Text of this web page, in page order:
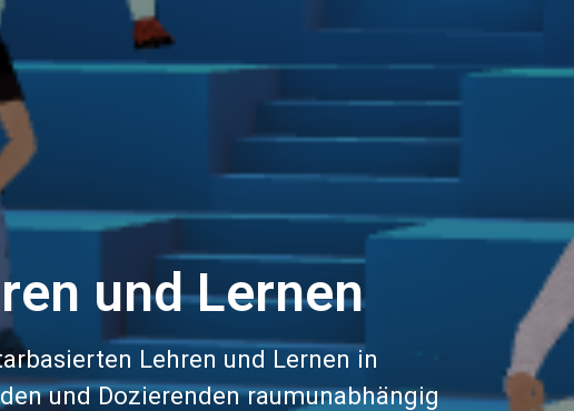
und Lernen
Lehren und Lernen in
und Dozierenden raumunabhängig